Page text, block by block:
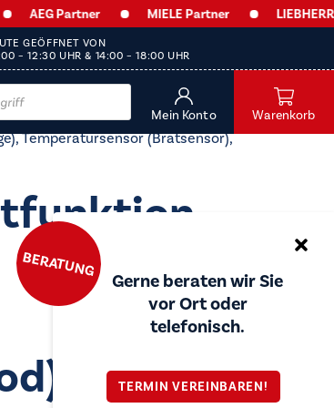
AEG Partner MIELE Partner LIEBHERR
GEÖFFNET VON
– 12:30 UHR & 14:00 – 18:00 UHR
Mein Konto Warenkorb
BERATUNG
Gerne beraten wir Sie
vor Ort oder
telefonisch.
TERMIN VEREINBAREN!
Temperatursensor (Bratsensor),